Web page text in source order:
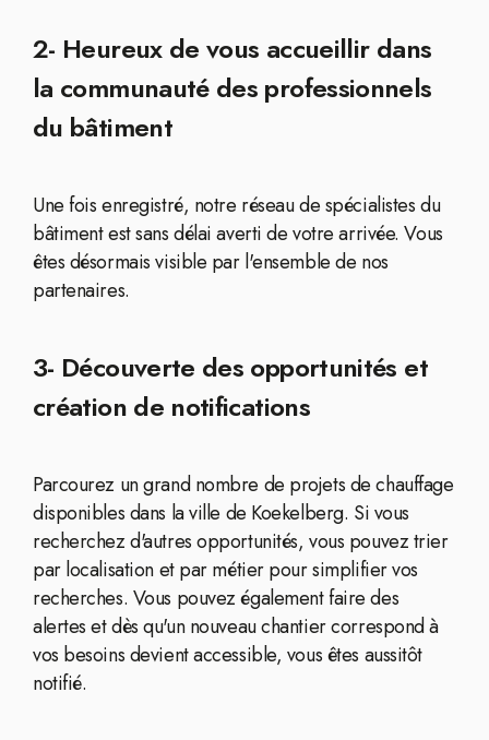
2- Heureux de vous accueillir dans
la communauté des professionnels
du bâtiment
Une fois enregistré, notre réseau de spécialistes du
bâtiment est sans délai averti de votre arrivée. Vous
êtes désormais visible par l'ensemble de nos
partenaires.
3- Découverte des opportunités et
création de notifications
Parcourez un grand nombre de projets de chauffage
disponibles dans la ville de Koekelberg. Si vous
recherchez d'autres opportunités, vous pouvez trier
par localisation et par métier pour simplifier vos
recherches. Vous pouvez également faire des
alertes et dès qu'un nouveau chantier correspond à
vos besoins devient accessible, vous êtes aussitôt
notifié.